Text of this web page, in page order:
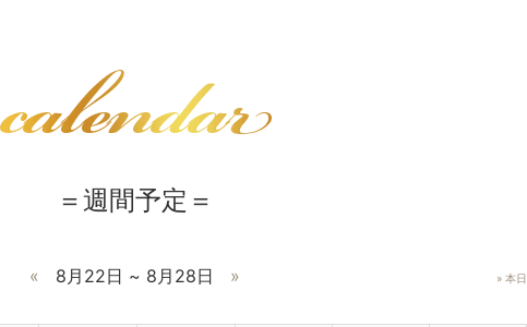
＝週間予定＝
« 8月22日 ~ 8月28日 » » 本日